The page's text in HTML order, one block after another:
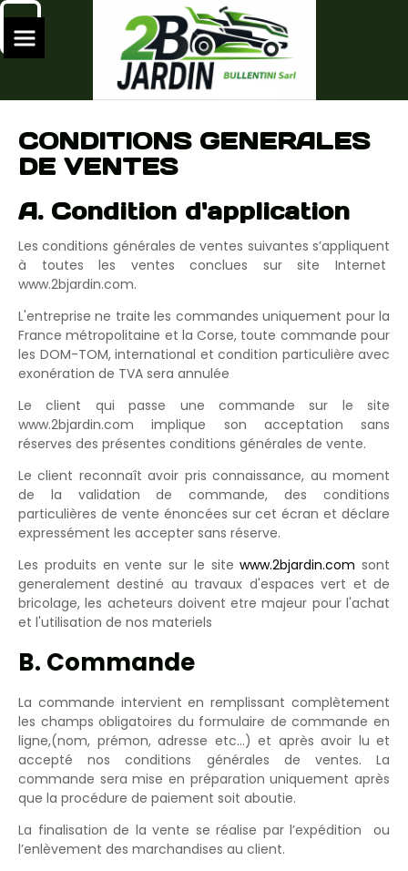
CONDITIONS GENERALES
DE VENTES
A. Condition d'application
Les conditions générales de ventes suivantes s’appliquent
à toutes les ventes conclues sur site Internet
www.2bjardin.com.
L'entreprise ne traite les commandes uniquement pour la
France métropolitaine et la Corse, toute commande pour
les DOM-TOM, international et condition particulière avec
exonération de TVA sera annulée
Le client qui passe une commande sur le site
www.2bjardin.com implique son acceptation sans
réserves des présentes conditions générales de vente.
Le client reconnaît avoir pris connaissance, au moment
de la validation de commande, des conditions
particulières de vente énoncées sur cet écran et déclare
expressément les accepter sans réserve.
Les produits en vente sur le sitewww.2bjardin.com sont
generalement destiné au travaux d'espaces vert et de
bricolage, les acheteurs doivent etre majeur pour l'achat
et l'utilisation de nos materiels
B. Commande
La commande intervient en remplissant complètement
les champs obligatoires du formulaire de commande en
ligne,(nom, prémon, adresse etc...) et après avoir lu et
accepté nos conditions générales de ventes. La
commande sera mise en préparation uniquement après
que la procédure de paiement soit aboutie.
La finalisation de la vente se réalise par l’expédition ou
l’enlèvement des marchandises au client.